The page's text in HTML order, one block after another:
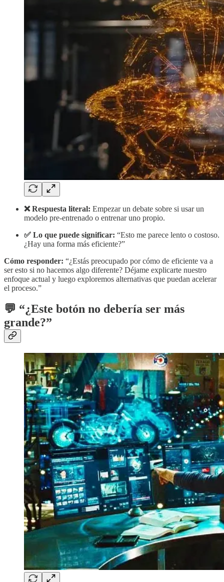
❌ Respuesta literal: Empezar un debate sobre si usar un
modelo pre-entrenado o entrenar uno propio.
✅ Lo que puede significar: “Esto me parece lento o costoso.
¿Hay una forma más eficiente?”
Cómo responder: “¿Estás preocupado por cómo de eficiente va a
ser esto si no hacemos algo diferente? Déjame explicarte nuestro
enfoque actual y luego exploremos alternativas que puedan acelerar
el proceso.”
💬 “¿Este botón no debería ser más
grande?”